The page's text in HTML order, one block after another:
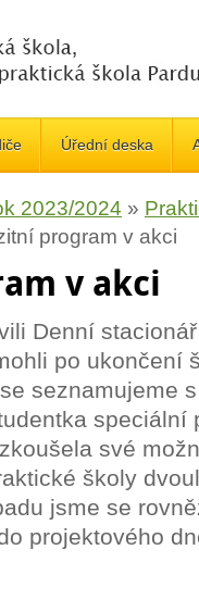
Úřední deska
2023/2024 »
program v akci
v akci
Denní
po ukončení
seznamujeme
speciální
své
školy
jsme se
projektového